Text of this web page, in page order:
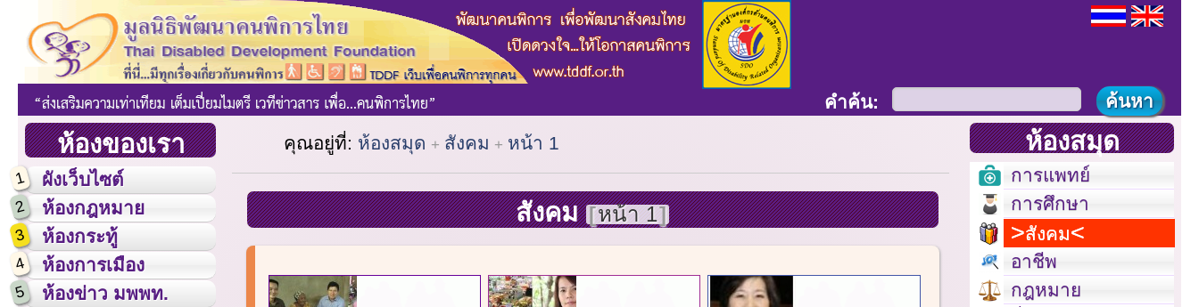
ห้องของเรา
1 ผังเว็บไซต์
2 ห้องกฎหมาย
3 ห้องกระทู้
4 ห้องการเมือง
5 ห้องข่าว มพพท.
คำค้น:
คุณอยู่ที่: ห้องสมุด สังคม หน้า 1
สังคม หน้า 1
ห้องสมุด
การแพทย์
การศึกษา
สังคม
อาชีพ
กฎหมาย